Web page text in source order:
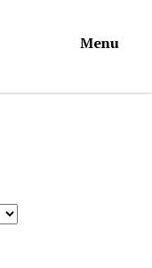
Menu